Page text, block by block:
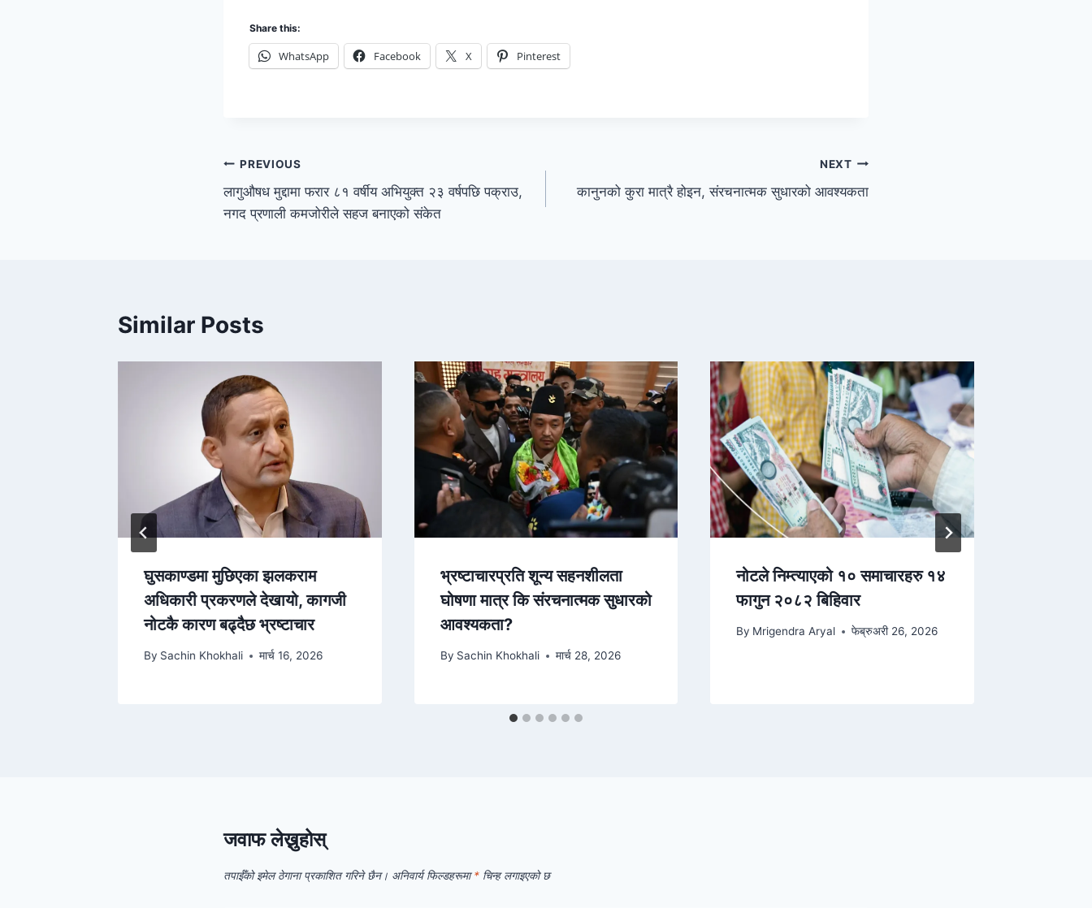
Share this:
WhatsApp Facebook X Pinterest
PREVIOUS
लागुऔषध मुद्दामा फरार ८१ वर्षीय अभियुक्त २३ वर्षपछि पक्राउ,
नगद प्रणाली कमजोरीले सहज बनाएको संकेत
NEXT
कानुनको कुरा मात्रै होइन, संरचनात्मक सुधारको आवश्यकता
Similar Posts
घुसकाण्डमा मुछिएका झलकराम
अधिकारी प्रकरणले देखायो, कागजी
नोटकै कारण बढ्दैछ भ्रष्टाचार
By Sachin Khokhali मार्च 16, 2026
भ्रष्टाचारप्रति शून्य सहनशीलता
घोषणा मात्र कि संरचनात्मक सुधारको
आवश्यकता?
By Sachin Khokhali मार्च 28, 2026
नोटले निम्त्याएको १० समाचारहरु १४
फागुन २०८२ बिहिवार
By Mrigendra Aryal फेब्रुअरी 26, 2026
जवाफ लेख्नुहोस्
तपाईँको इमेल ठेगाना प्रकाशित गरिने छैन। अनिवार्य फिल्डहरूमा* चिन्ह लगाइएको छ